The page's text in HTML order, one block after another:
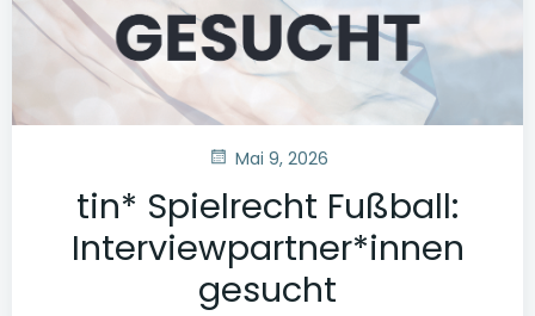
Mai 9, 2026
tin* Spielrecht Fußball:
Interviewpartner*innen
gesucht